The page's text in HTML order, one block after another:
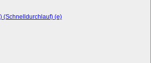
(Schnelldurchlauf) (e)